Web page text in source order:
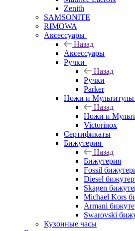
Zenith
SAMSONITE
RIMOWA
Аксессуары
Назад
Аксессуары
Ручки
Назад
Ручки
Parker
Ножи и Мультитулы
Назад
Ножи и
Victorinox
Сертификаты
Бижутерия
Назад
Бижутерия
Fossil
Diesel
Skagen
Michael Kors
Armani
Swarovski
Кухонные часы